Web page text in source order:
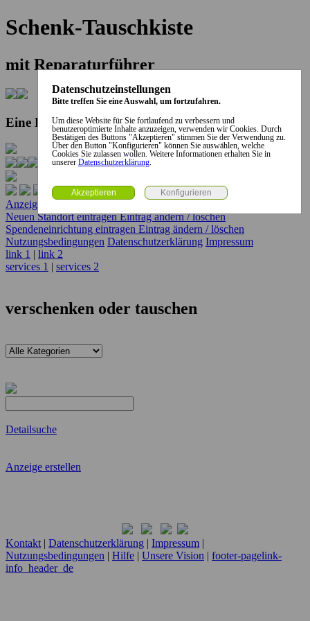
Schenk-Tauschkiste
mit Reparaturführer
Eine Kooperation der Stadt und des Landkreises...
Anzeige erstellen
Neuen Standort eintragenEintrag ändern / löschen
Spendeneinrichtung eintragen Eintrag ändern / löschen
Nutzungsbedingungen Datenschutzerklärung Impressum
link 1 | link 2
services 1 | services 2
verschenken oder tauschen
Detailsuche
Anzeige erstellen
Kontakt | Datenschutzerklärung | Impressum |
Nutzungsbedingungen | Hilfe | Unsere Vision | footer-pagelink-
info_header_de
Datenschutzeinstellungen
Bitte treffen Sie eine Auswahl, um fortzufahren.
Um diese Website für Sie fortlaufend zu verbessern und
benutzeroptimierte Inhalte anzuzeigen, verwenden wir Cookies. Durch
Bestätigen des Buttons "Akzeptieren" stimmen Sie der Verwendung zu.
Über den Button "Konfigurieren" können Sie auswählen, welche
Cookies Sie zulassen wollen. Weitere Informationen erhalten Sie in
unserer Datenschutzerklärung.